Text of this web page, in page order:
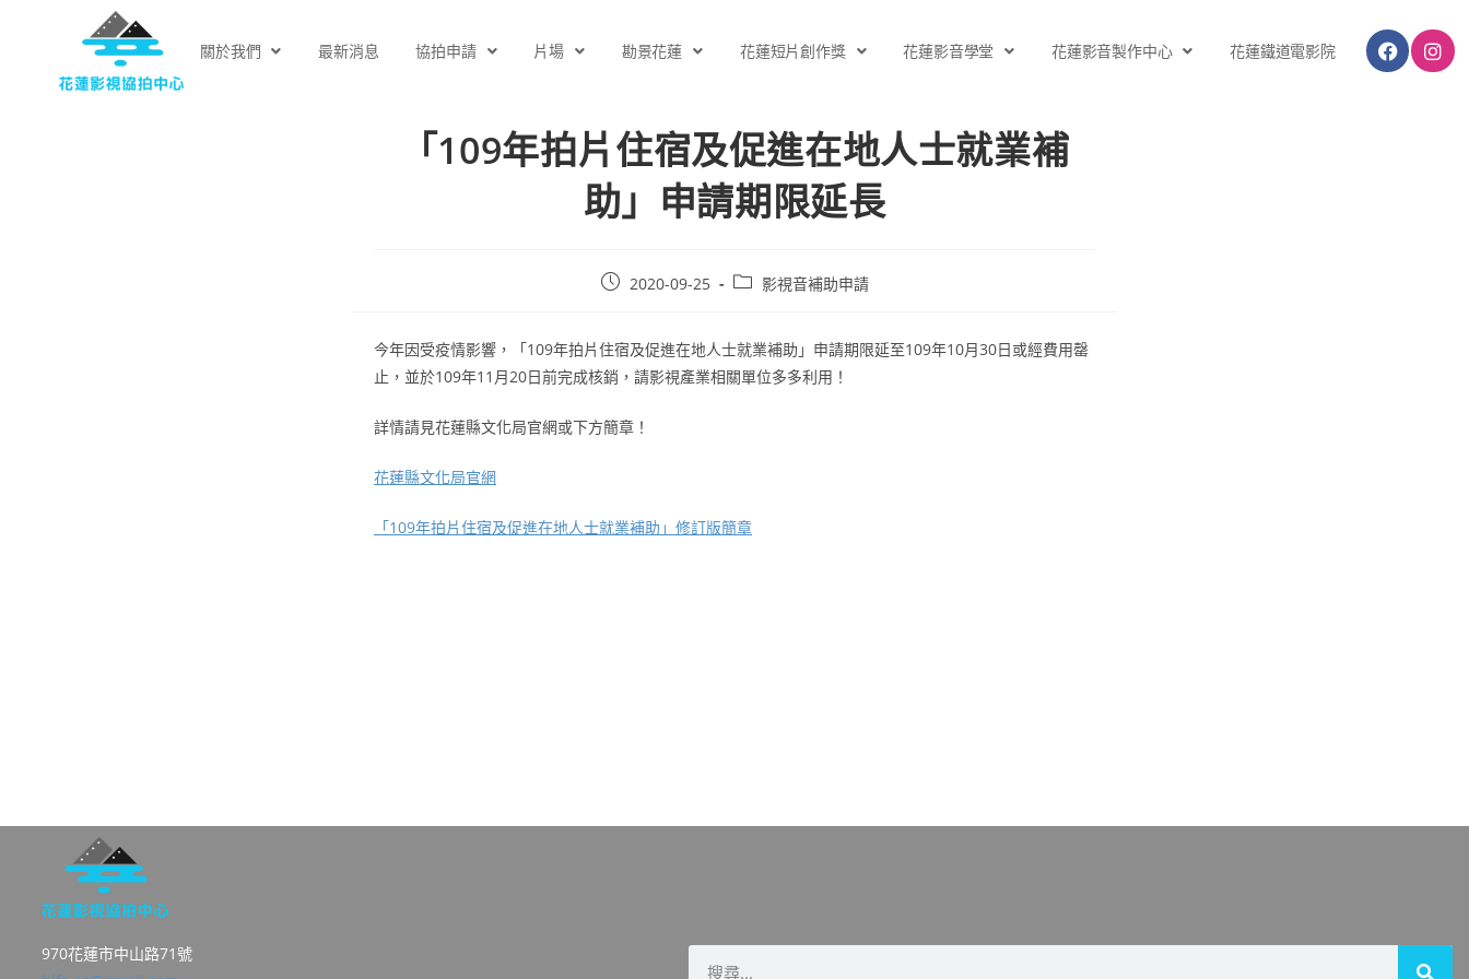
關於我們 最新消息 協拍申請 片場 勘景花蓮 花蓮短片創作獎 花蓮影音學堂 花蓮影音製作中心 花蓮鐵道電影院
「109年拍片住宿及促進在地人士就業補
助」申請期限延長
2020-09-25 影視音補助申請
今年因受疫情影響，「109年拍片住宿及促進在地人士就業補助」申請期限延至109年10月30日或經費用罄
止，並於109年11月20日前完成核銷，請影視產業相關單位多多利用！
詳情請見花蓮縣文化局官網或下方簡章！
花蓮縣文化局官網
「109年拍片住宿及促進在地人士就業補助」修訂版簡章
970花蓮市中山路71號